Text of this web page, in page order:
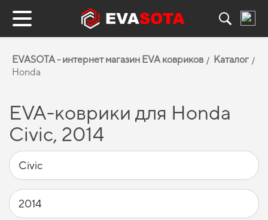
EVASOTA - интернет магазин EVA ковриков
Каталог
Honda
EVA-коврики для Honda
Civic, 2014